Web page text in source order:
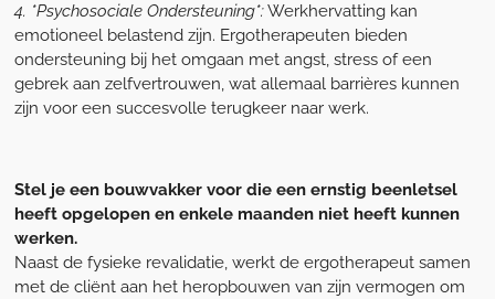
4. *Psychosociale Ondersteuning*:Werkhervatting kan
emotioneel belastend zijn. Ergotherapeuten bieden
ondersteuning bij het omgaan met angst, stress of een
gebrek aan zelfvertrouwen, wat allemaal barrières kunnen
zijn voor een succesvolle terugkeer naar werk.
Stel je een bouwvakker voor die een ernstig beenletsel
heeft opgelopen en enkele maanden niet heeft kunnen
werken.
Naast de fysieke revalidatie, werkt de ergotherapeut samen
met de cliënt aan het heropbouwen van zijn vermogen om